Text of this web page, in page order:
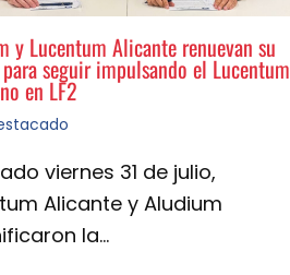
y Lucentum Alicante renuevan su
seguir impulsando el Lucentum
en LF2
viernes 31 de julio,
Alicante y Aludium
la…